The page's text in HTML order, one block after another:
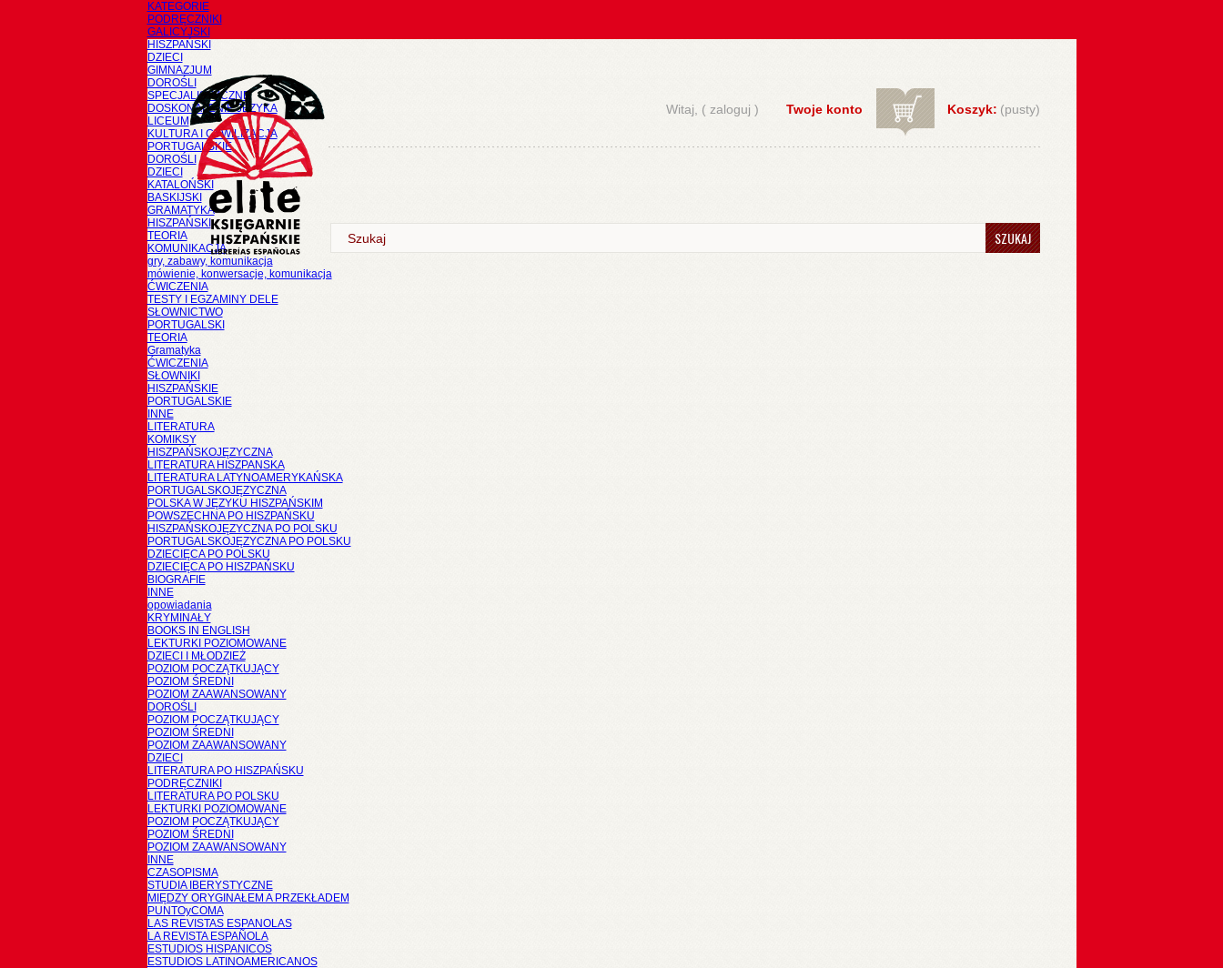
KATEGORIE
PODRĘCZNIKI
GALICYJSKI
HISZPAŃSKI
DZIECI
GIMNAZJUM
DOROŚLI
SPECJALISTYCZNE
DOSKONALENIE JĘZYKA
LICEUM
KULTURA I CYWILIZACJA
PORTUGALSKIE
DOROŚLI
DZIECI
KATALOŃSKI
BASKIJSKI
GRAMATYKA
HISZPAŃSKI
TEORIA
KOMUNIKACJA
gry, zabawy, komunikacja
mówienie, konwersacje, komunikacja
ĆWICZENIA
TESTY I EGZAMINY DELE
SŁOWNICTWO
PORTUGALSKI
TEORIA
Gramatyka
ĆWICZENIA
SŁOWNIKI
HISZPAŃSKIE
PORTUGALSKIE
INNE
LITERATURA
KOMIKSY
HISZPAŃSKOJĘZYCZNA
LITERATURA HISZPANSKA
LITERATURA LATYNOAMERYKAŃSKA
PORTUGALSKOJĘZYCZNA
POLSKA W JĘZYKU HISZPAŃSKIM
POWSZECHNA PO HISZPAŃSKU
HISZPAŃSKOJĘZYCZNA PO POLSKU
PORTUGALSKOJĘZYCZNA PO POLSKU
DZIECIĘCA PO POLSKU
DZIECIĘCA PO HISZPAŃSKU
BIOGRAFIE
INNE
opowiadania
KRYMINAŁY
BOOKS IN ENGLISH
LEKTURKI POZIOMOWANE
DZIECI I MŁODZIEŻ
POZIOM POCZĄTKUJĄCY
POZIOM ŚREDNI
POZIOM ZAAWANSOWANY
DOROŚLI
POZIOM POCZĄTKUJĄCY
POZIOM ŚREDNI
POZIOM ZAAWANSOWANY
DZIECI
LITERATURA PO HISZPAŃSKU
PODRĘCZNIKI
LITERATURA PO POLSKU
LEKTURKI POZIOMOWANE
POZIOM POCZĄTKUJĄCY
POZIOM ŚREDNI
POZIOM ZAAWANSOWANY
INNE
CZASOPISMA
STUDIA IBERYSTYCZNE
MIĘDZY ORYGINAŁEM A PRZEKŁADEM
PUNTOyCOMA
LAS REVISTAS ESPANOLAS
LA REVISTA ESPAÑOLA
ESTUDIOS HISPANICOS
ESTUDIOS LATINOAMERICANOS
Koszyk: (pusty)
Twoje konto
Witaj, ( zaloguj )
SZUKAJ